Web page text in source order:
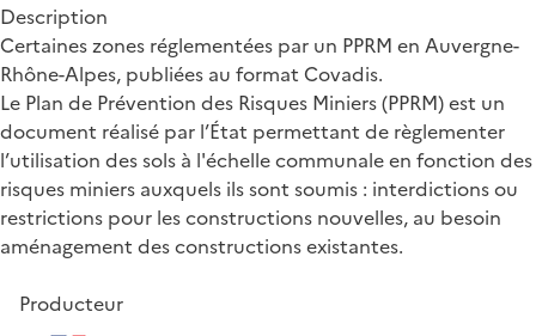
Description
Certaines zones réglementées par un PPRM en Auvergne-
Rhône-Alpes, publiées au format Covadis.
Le Plan de Prévention des Risques Miniers (PPRM) est un
document réalisé par l’État permettant de règlementer
l’utilisation des sols à l'échelle communale en fonction des
risques miniers auxquels ils sont soumis : interdictions ou
restrictions pour les constructions nouvelles, au besoin
aménagement des constructions existantes.
Producteur